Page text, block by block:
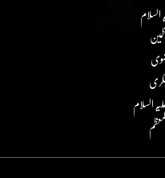
السلام